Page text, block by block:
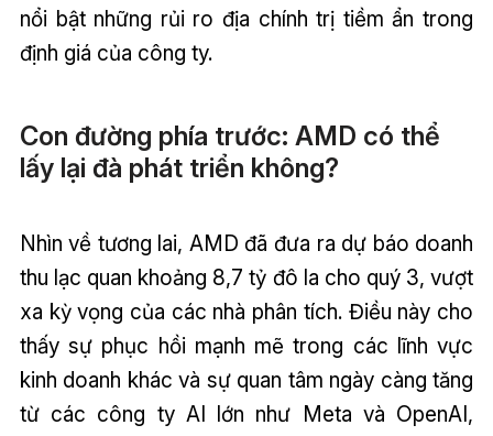
nổi bật những rủi ro địa chính trị tiềm ẩn trong
định giá của công ty.
Con đường phía trước: AMD có thể
lấy lại đà phát triển không?
Nhìn về tương lai, AMD đã đưa ra dự báo doanh
thu lạc quan khoảng 8,7 tỷ đô la cho quý 3, vượt
xa kỳ vọng của các nhà phân tích. Điều này cho
thấy sự phục hồi mạnh mẽ trong các lĩnh vực
kinh doanh khác và sự quan tâm ngày càng tăng
từ các công ty AI lớn như Meta và OpenAI,